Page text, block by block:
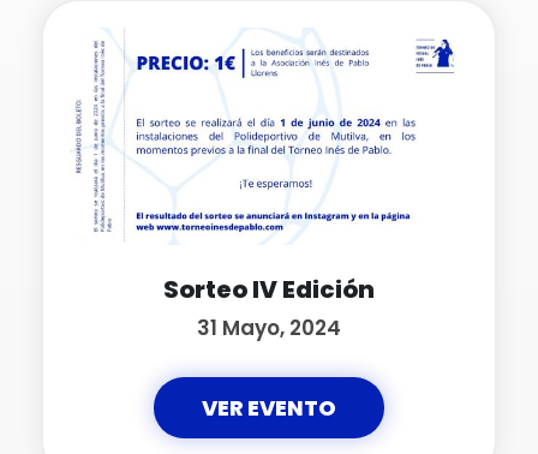
Sorteo IV Edición
31 Mayo, 2024
VER EVENTO